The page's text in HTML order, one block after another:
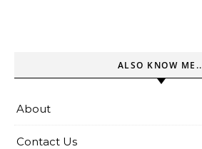
ALSO KNOW ME..
About
Contact Us